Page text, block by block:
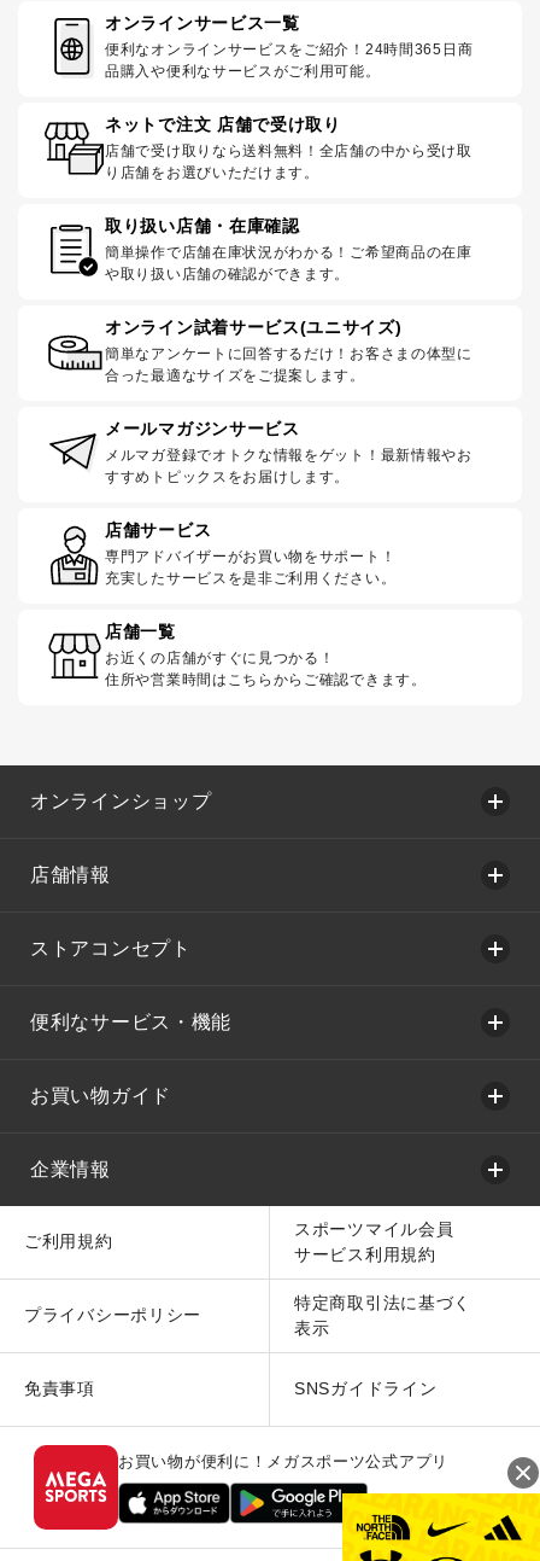
オンラインサービス一覧
便利なオンラインサービスをご紹介！24時間365日商
品購入や便利なサービスがご利用可能。
ネットで注文 店舗で受け取り
店舗で受け取りなら送料無料！全店舗の中から受け取
り店舗をお選びいただけます。
取り扱い店舗・在庫確認
簡単操作で店舗在庫状況がわかる！ご希望商品の在庫
や取り扱い店舗の確認ができます。
オンライン試着サービス(ユニサイズ)
簡単なアンケートに回答するだけ！お客さまの体型に
合った最適なサイズをご提案します。
メールマガジンサービス
メルマガ登録でオトクな情報をゲット！最新情報やお
すすめトピックスをお届けします。
店舗サービス
専門アドバイザーがお買い物をサポート！
充実したサービスを是非ご利用ください。
店舗一覧
お近くの店舗がすぐに見つかる！
住所や営業時間はこちらからご確認できます。
オンラインショップ
店舗情報
ストアコンセプト
便利なサービス・機能
お買い物ガイド
企業情報
ご利用規約
スポーツマイル会員
サービス利用規約
プライバシーポリシー
特定商取引法に基づく
表示
免責事項 SNSガイドライン
お買い物が便利に！メガスポーツ公式アプリ